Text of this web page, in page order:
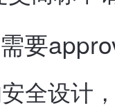
要
全设计